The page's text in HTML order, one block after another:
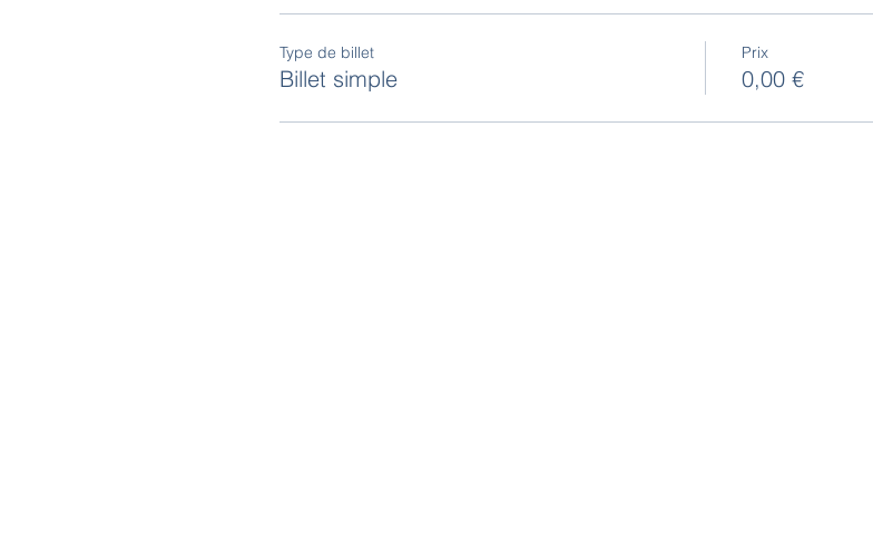
Type de billet
Billet simple
Prix
0,00 €